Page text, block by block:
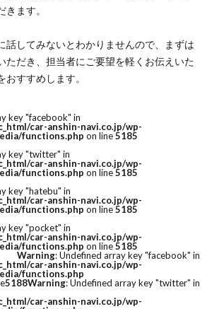
ます。
話してみないとわかりませんので、まずは
ただき、担当者にご要望を軽くお伝えいた
すすめします。
key "facebook" in
car-anshin-navi.co.jp/wp-
functions.php on line5185
key "twitter" in
car-anshin-navi.co.jp/wp-
functions.php on line5185
key "hatebu" in
car-anshin-navi.co.jp/wp-
functions.php on line5185
key "pocket" in
car-anshin-navi.co.jp/wp-
functions.php on line5185
Warning: Undefined array key "facebook" in
car-anshin-navi.co.jp/wp-
functions.php
5188Warning: Undefined array key "twitter" in
car-anshin-navi.co.jp/wp-